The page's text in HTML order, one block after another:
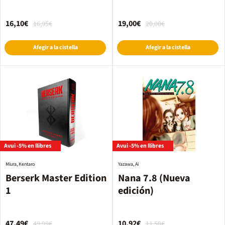
16,95€
16,10€
Afegir a la cistella
20,00€
19,00€
Afegir a la cistella
Avui -5% en llibres
Berserk Master Edition
1
Miura, Kentaro
Avui -5% en llibres
Nana 7.8 (Nueva
edición)
Yazawa, Ai